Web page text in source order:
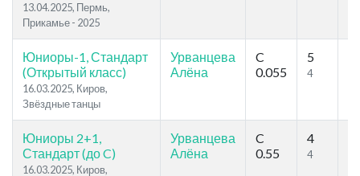
13.04.2025, Пермь,
Прикамье - 2025
Юниоры-1, Стандарт
(Открытый класс)
16.03.2025, Киров,
Звёздные танцы
Урванцева
Алёна
C
0.055
5
4
Юниоры 2+1,
Стандарт (до C)
16.03.2025, Киров,
Урванцева
Алёна
C
0.55
4
4